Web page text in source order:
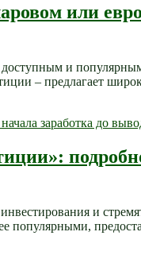
или
доступным и
– предлагает
и
популярными,